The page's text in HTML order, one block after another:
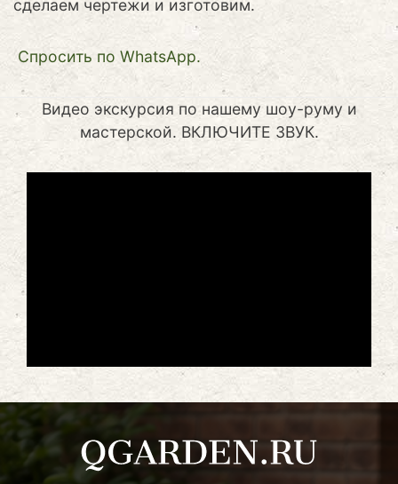
сделаем чертежи и изготовим.
Cпросить по WhatsApp.
Видео экскурсия по нашему шоу-руму и
мастерской. ВКЛЮЧИТЕ ЗВУК.